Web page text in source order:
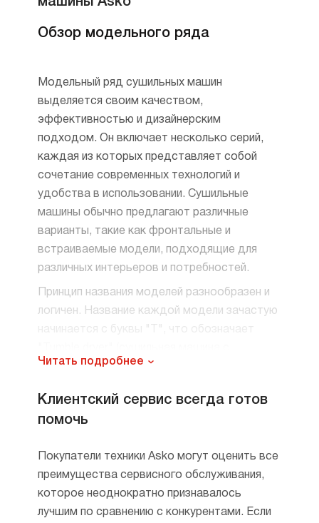
Обзор модельного ряда
Модельный ряд сушильных машин
выделяется своим качеством,
эффективностью и дизайнерским
подходом. Он включает несколько серий,
каждая из которых представляет собой
сочетание современных технологий и
удобства в использовании. Сушильные
машины обычно предлагают различные
варианты, такие как фронтальные и
встраиваемые модели, подходящие для
различных интерьеров и потребностей.
Принцип названия моделей разнообразен и
логичен. Название каждой модели зачастую
барабаном). После буквы следует числовая
идентифицировать определенные
характеристики устройства. Например,
и размер машины, а также на
дополнительные функции или улучшения,
такие как модели с функцией теплового
насоса или высоким уровнем
Читать подробнее
Клиентский сервис всегда готов
помочь
Покупатели техники Asko могут оценить все
преимущества сервисного обслуживания,
которое неоднократно признавалось
лучшим по сравнению с конкурентами. Если